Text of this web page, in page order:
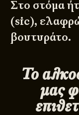
Στο στόμα
(sic),
βουτυράτο.
Το
μας